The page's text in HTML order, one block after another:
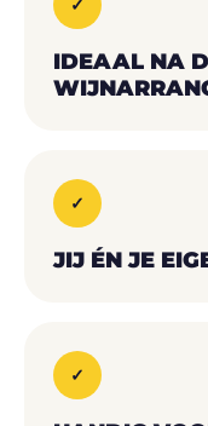
✓
IDEAAL NA
✓
JIJ ÉN JE
✓